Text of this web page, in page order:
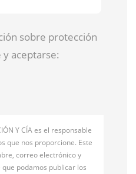
sobre protección
aceptarse:
Y CÍA es el responsable
que nos proporcione. Este
correo electrónico y
podamos publicar los